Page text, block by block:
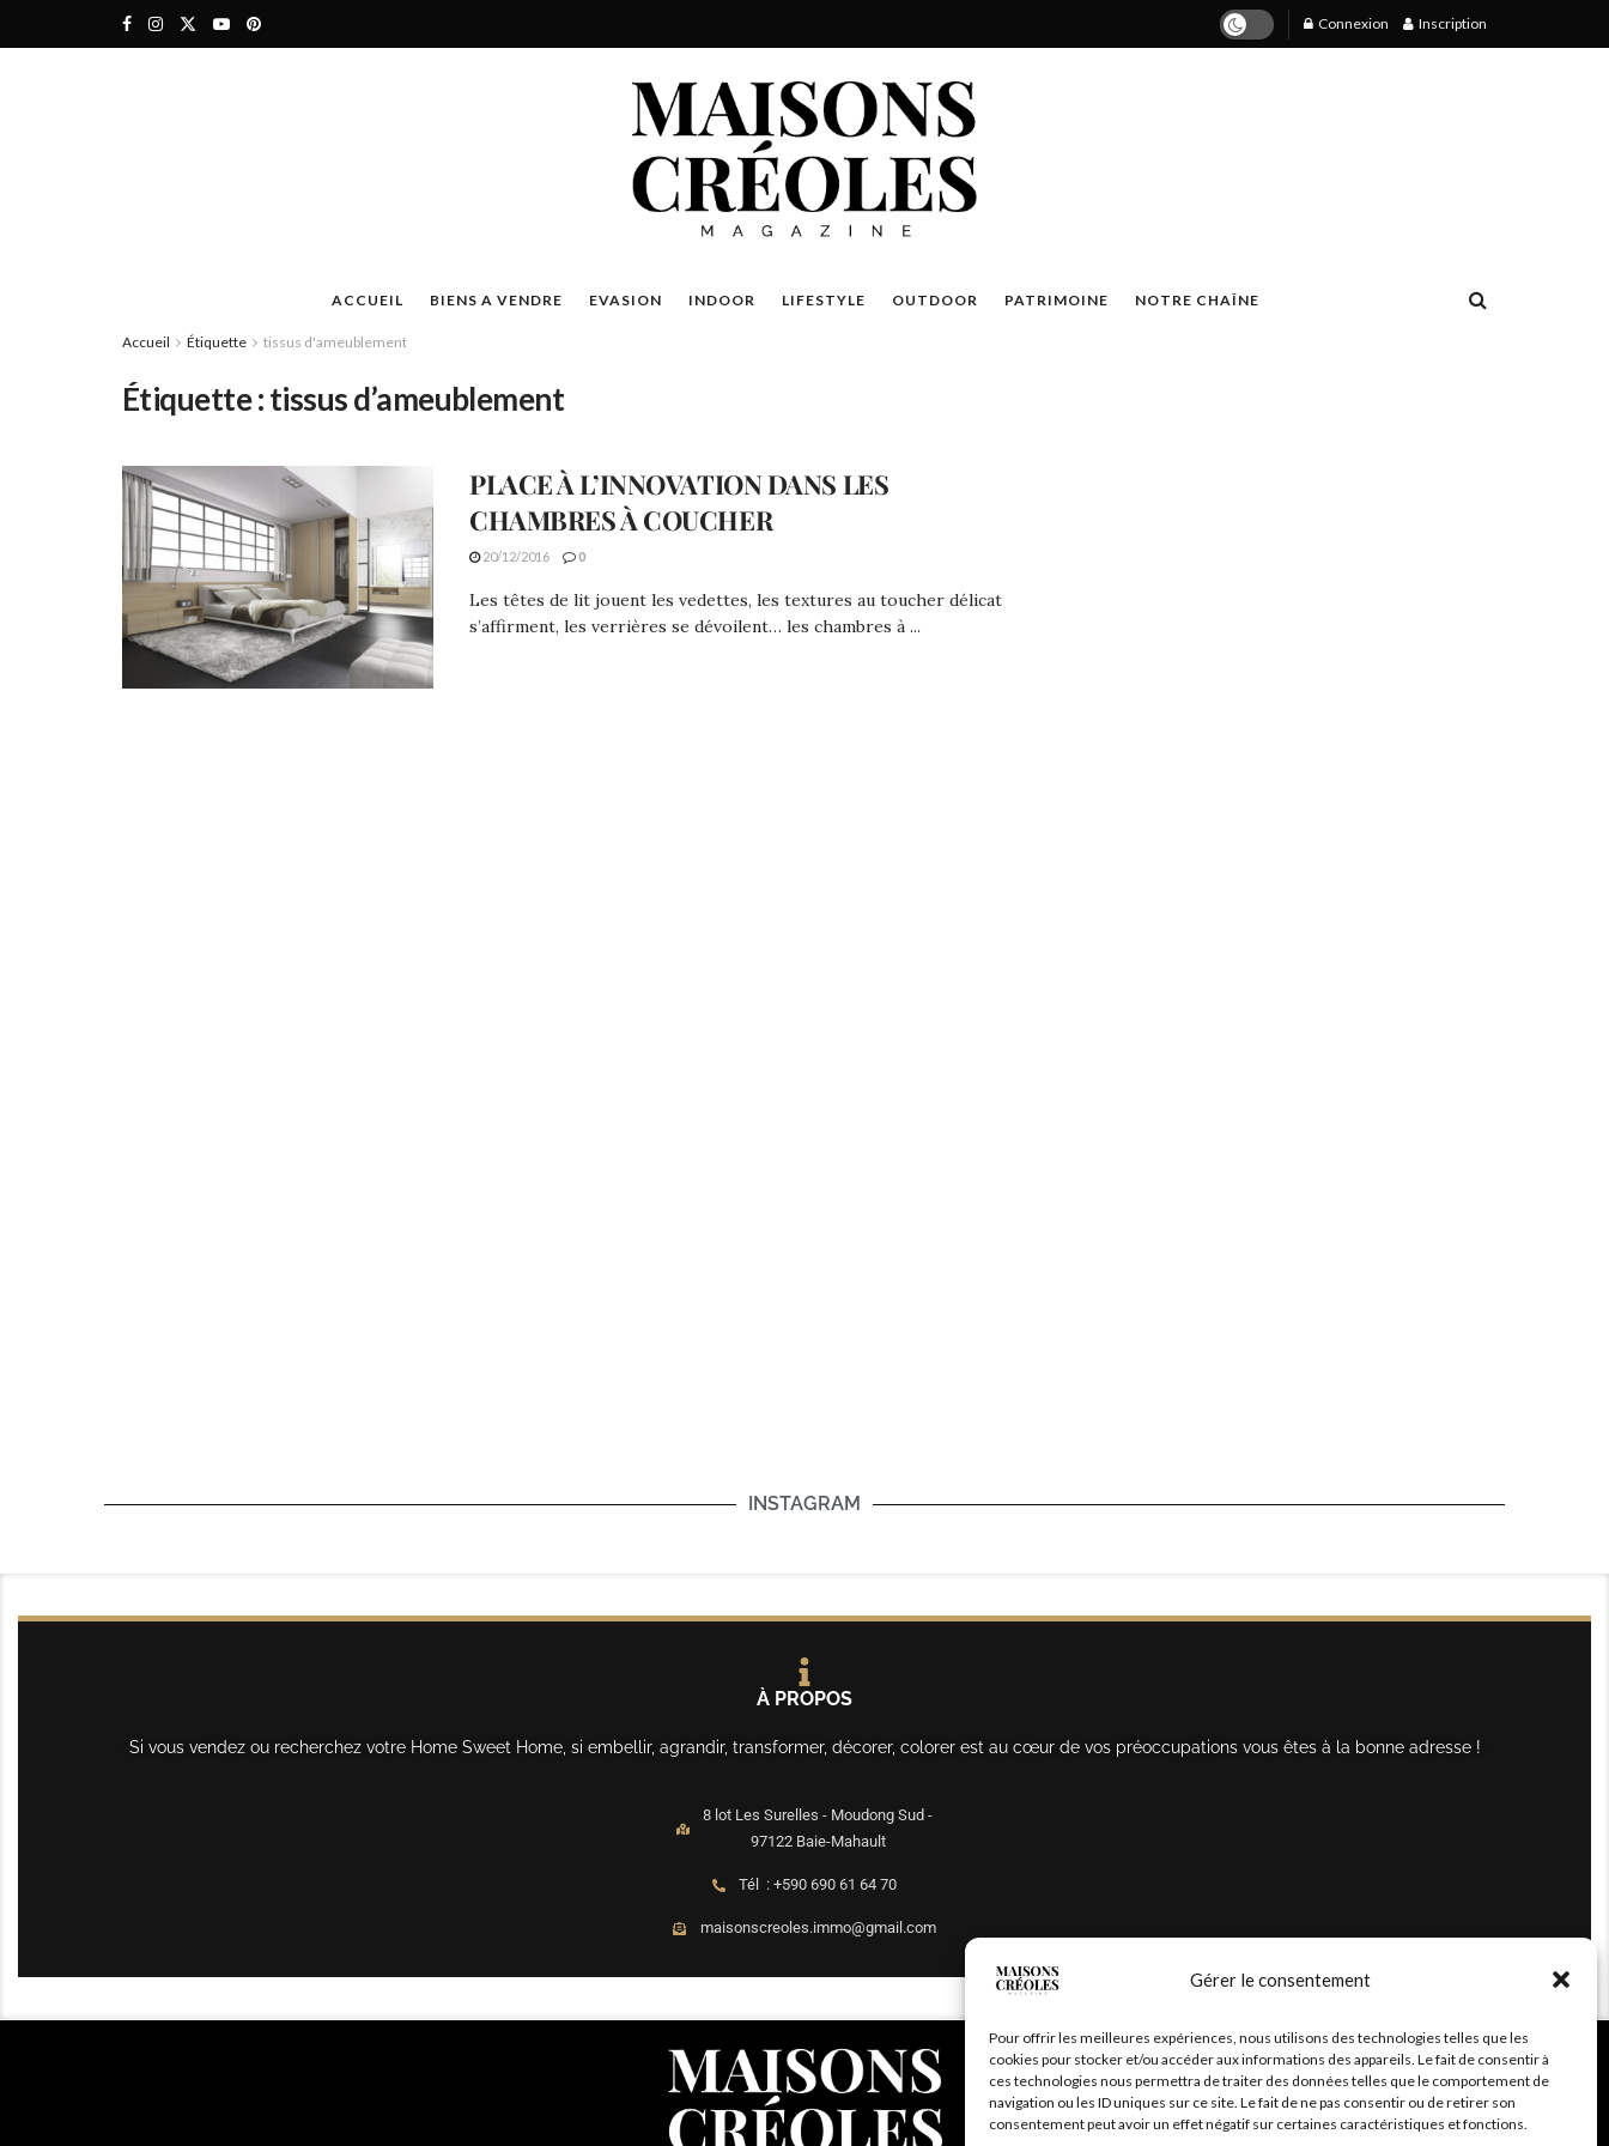
Gérer le consentement
Pour offrir les meilleures expériences, nous utilisons des technologies telles que les
cookies pour stocker et/ou accéder aux informations des appareils. Le fait de consentir à
ces technologies nous permettra de traiter des données telles que le comportement de
navigation ou les ID uniques sur ce site. Le fait de ne pas consentir ou de retirer son
consentement peut avoir un effet négatif sur certaines caractéristiques et fonctions.
Connexion Inscription
ACCUEIL BIENS A VENDRE EVASION INDOOR LIFESTYLE OUTDOOR PATRIMOINE NOTRE CHAÎNE
Accueil Étiquette tissus d'ameublement
Étiquette :tissus d’ameublement
PLACE À L’INNOVATION DANS LES
CHAMBRES À COUCHER
20/12/2016 0
Les têtes de lit jouent les vedettes, les textures au toucher délicat
s’affirment, les verrières se dévoilent… les chambres à ...
INSTAGRAM
À PROPOS
Si vous vendez ou recherchez votre Home Sweet Home, si embellir, agrandir, transformer, décorer, colorer est au cœur de vos préoccupations vous êtes à la bonne adresse !
8 lot Les Surelles - Moudong Sud -
97122 Baie-Mahault
Tél : +590 690 61 64 70
maisonscreoles.immo@gmail.com